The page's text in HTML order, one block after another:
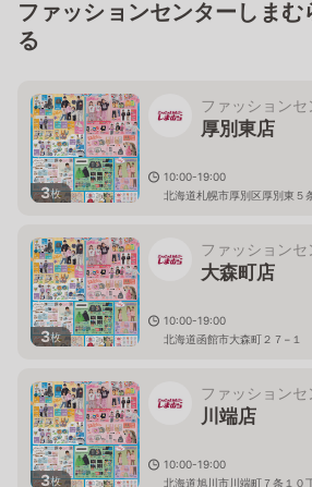
ファッションセンターしまむ
る
3枚
ファッション
厚別東店
10:00-19:00
北海道札幌市厚別区厚別東５
3枚
ファッション
大森町店
10:00-19:00
北海道函館市大森町２７−１
3枚
ファッション
川端店
10:00-19:00
北海道旭川市川端町７条１０